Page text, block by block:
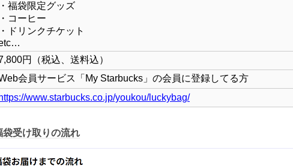
・福袋限定グッズ
・コーヒー
・ドリンクチケット
円（税込、送料込）
会員サービス「My Starbucks」の会員に登録してる方
https://www.starbucks.co.jp/youkou/luckybag/
受け取りの流れ